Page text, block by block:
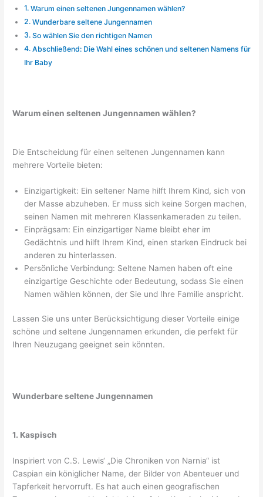
Warum einen seltenen Jungennamen wählen?
Wunderbare seltene Jungennamen
So wählen Sie den richtigen Namen
Abschließend: Die Wahl eines schönen und seltenen Namens für
Ihr Baby
Warum einen seltenen Jungennamen wählen?
Die Entscheidung für einen seltenen Jungennamen kann
mehrere Vorteile bieten:
Einzigartigkeit: Ein seltener Name hilft Ihrem Kind, sich von
der Masse abzuheben. Er muss sich keine Sorgen machen,
seinen Namen mit mehreren Klassenkameraden zu teilen.
Einprägsam: Ein einzigartiger Name bleibt eher im
Gedächtnis und hilft Ihrem Kind, einen starken Eindruck bei
anderen zu hinterlassen.
Persönliche Verbindung: Seltene Namen haben oft eine
einzigartige Geschichte oder Bedeutung, sodass Sie einen
Namen wählen können, der Sie und Ihre Familie anspricht.
Lassen Sie uns unter Berücksichtigung dieser Vorteile einige
schöne und seltene Jungennamen erkunden, die perfekt für
Ihren Neuzugang geeignet sein könnten.
Wunderbare seltene Jungennamen
1. Kaspisch
Inspiriert von C.S. Lewis‘ „Die Chroniken von Narnia“ ist
Caspian ein königlicher Name, der Bilder von Abenteuer und
Tapferkeit hervorruft. Es hat auch einen geografischen